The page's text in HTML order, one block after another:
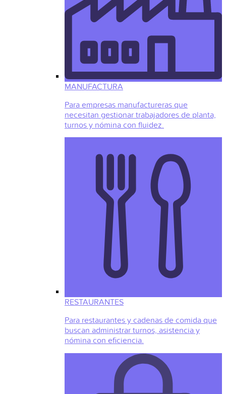
MANUFACTURA
Para empresas manufactureras que
necesitan gestionar trabajadores de planta,
turnos y nómina con fluidez.
RESTAURANTES
Para restaurantes y cadenas de comida que
buscan administrar turnos, asistencia y
nómina con eficiencia.